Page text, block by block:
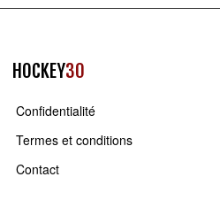
HOCKEY30
Confidentialité
Termes et conditions
Contact